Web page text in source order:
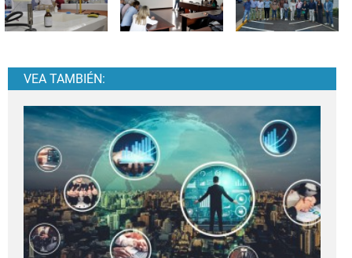
VEA TAMBIÉN: